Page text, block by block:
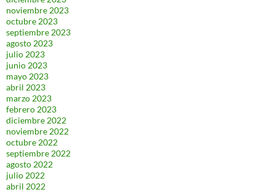
noviembre 2023
octubre 2023
septiembre 2023
agosto 2023
julio 2023
junio 2023
mayo 2023
abril 2023
marzo 2023
febrero 2023
diciembre 2022
noviembre 2022
octubre 2022
septiembre 2022
agosto 2022
julio 2022
abril 2022